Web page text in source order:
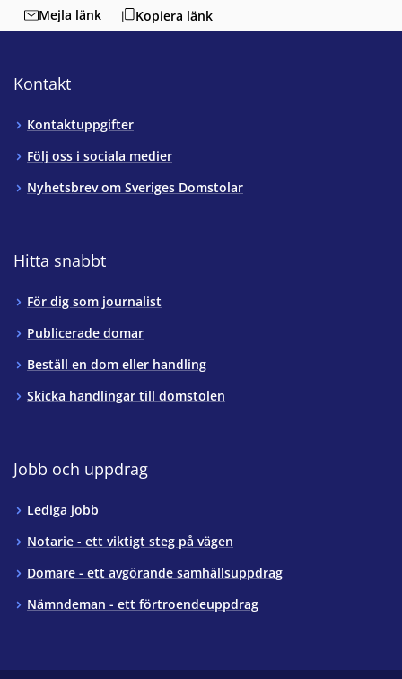
Mejla länk
Kopiera länk
Kontakt
Kontaktuppgifter
Följ oss i sociala medier
Nyhetsbrev om Sveriges Domstolar
Hitta snabbt
För dig som journalist
Publicerade domar
Beställ en dom eller handling
Skicka handlingar till domstolen
Jobb och uppdrag
Lediga jobb
Notarie - ett viktigt steg på vägen
Domare - ett avgörande samhällsuppdrag
Nämndeman - ett förtroendeuppdrag